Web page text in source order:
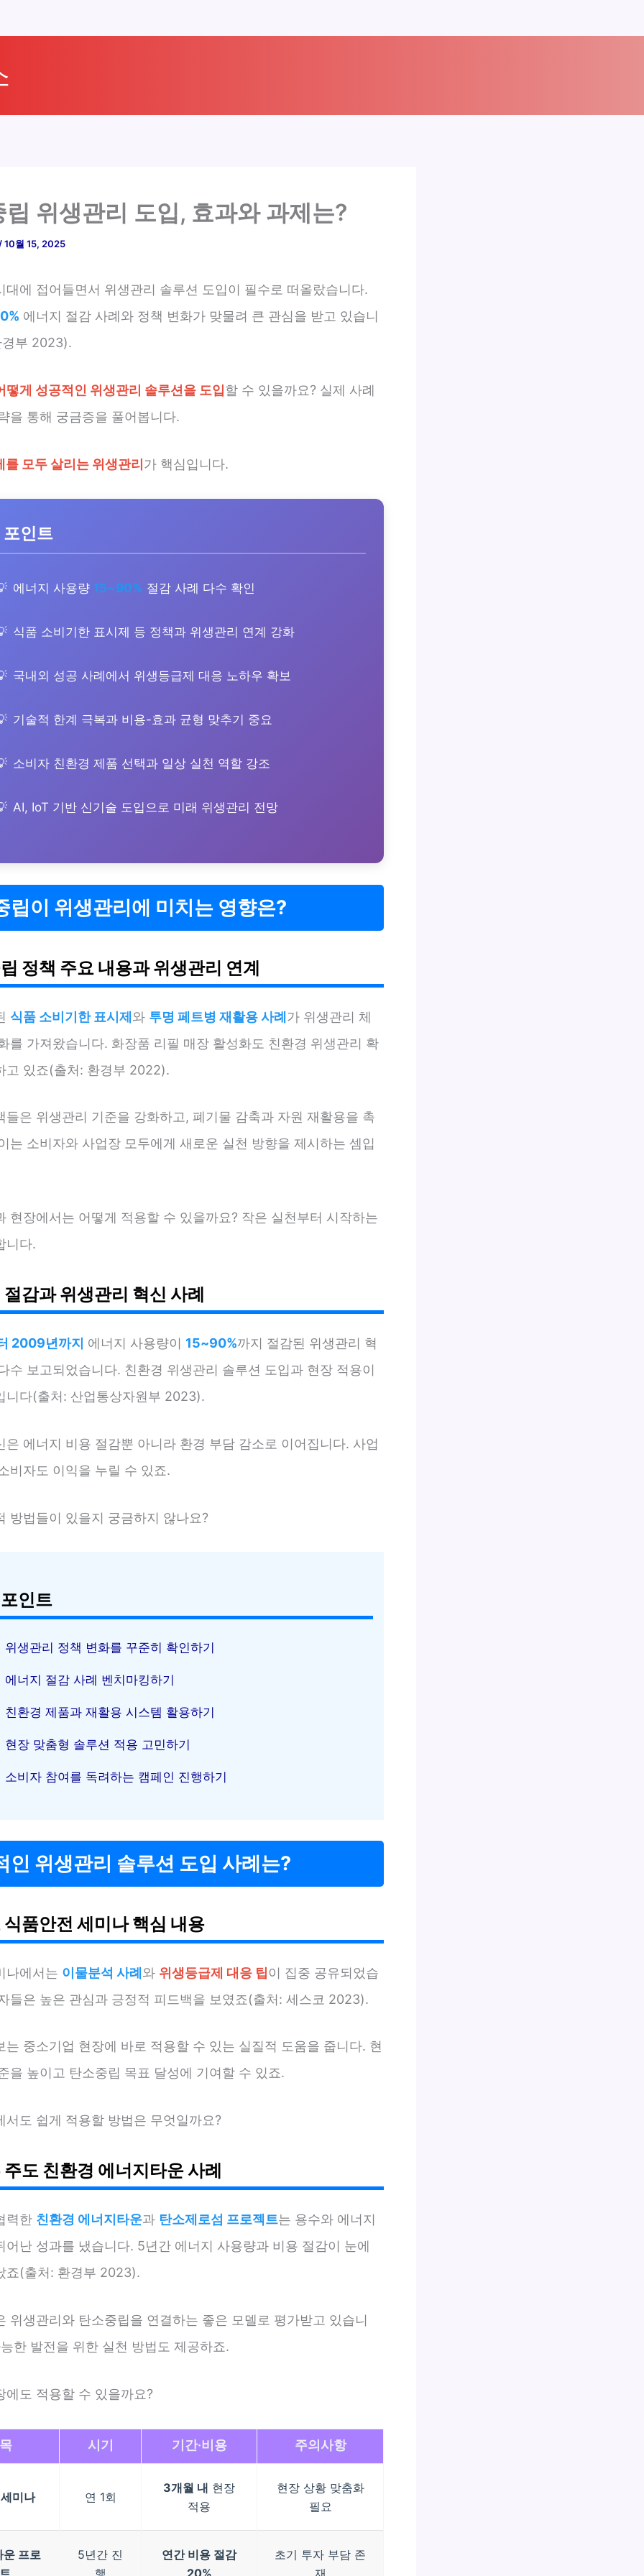
위생관리 도입, 효과와 과제는?
10월 15, 2025
대에 접어들면서 위생관리 솔루션 도입이 필수로 떠올랐습니다.
에너지 절감 사례와 정책 변화가 맞물려 큰 관심을 받고 있습니
부 2023).
떻게 성공적인 위생관리 솔루션을 도입할 수 있을까요? 실제 사례
을 통해 궁금증을 풀어봅니다.
를 모두 살리는 위생관리가 핵심입니다.
인트
에너지 사용량 15~90% 절감 사례 다수 확인
식품 소비기한 표시제 등 정책과 위생관리 연계 강화
국내외 성공 사례에서 위생등급제 대응 노하우 확보
기술적 한계 극복과 비용-효과 균형 맞추기 중요
소비자 친환경 제품 선택과 일상 실천 역할 강조
AI, IoT 기반 신기술 도입으로 미래 위생관리 전망
립이 위생관리에 미치는 영향은?
정책 주요 내용과 위생관리 연계
식품 소비기한 표시제와 투명 페트병 재활용 사례가 위생관리 체
를 가져왔습니다. 화장품 리필 매장 활성화도 친환경 위생관리 확
고 있죠(출처: 환경부 2022).
들은 위생관리 기준을 강화하고, 폐기물 감축과 자원 재활용을 촉
는 소비자와 사업장 모두에게 새로운 실천 방향을 제시하는 셈입
현장에서는 어떻게 적용할 수 있을까요? 작은 실천부터 시작하는
니다.
감과 위생관리 혁신 사례
2009년까지 에너지 사용량이 15~90%까지 절감된 위생관리 혁
수 보고되었습니다. 친환경 위생관리 솔루션 도입과 현장 적용이
니다(출처: 산업통상자원부 2023).
은 에너지 비용 절감뿐 아니라 환경 부담 감소로 이어집니다. 사업
비자도 이익을 누릴 수 있죠.
방법들이 있을지 궁금하지 않나요?
인트
위생관리 정책 변화를 꾸준히 확인하기
에너지 절감 사례 벤치마킹하기
친환경 제품과 재활용 시스템 활용하기
현장 맞춤형 솔루션 적용 고민하기
소비자 참여를 독려하는 캠페인 진행하기
인 위생관리 솔루션 도입 사례는?
품안전 세미나 핵심 내용
나에서는 이물분석 사례와 위생등급제 대응 팁이 집중 공유되었습
들은 높은 관심과 긍정적 피드백을 보였죠(출처: 세스코 2023).
는 중소기업 현장에 바로 적용할 수 있는 실질적 도움을 줍니다. 현
을 높이고 탄소중립 목표 달성에 기여할 수 있죠.
서도 쉽게 적용할 방법은 무엇일까요?
도 친환경 에너지타운 사례
력한 친환경 에너지타운과 탄소제로섬 프로젝트는 용수와 에너지
어난 성과를 냈습니다. 5년간 에너지 사용량과 비용 절감이 눈에
죠(출처: 환경부 2023).
위생관리와 탄소중립을 연결하는 좋은 모델로 평가받고 있습니
한 발전을 위한 실천 방법도 제공하죠.
에도 적용할 수 있을까요?
시기 기간·비용 주의사항
미나 연 1회
3개월 내 현장
적용
현장 상황 맞춤화
필요
프로
5년간 진
행
연간 비용 절감
20%
초기 투자 부담 존
재